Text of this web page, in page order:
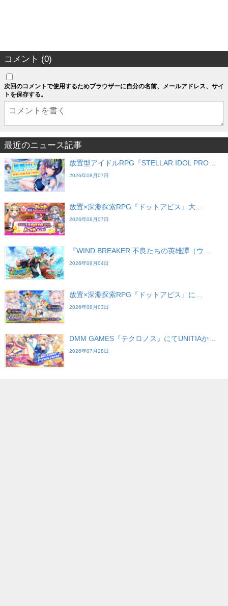
コメント (0)
次回のコメントで使用するためブラウザーに自分の名前、メールアドレス、サイ
トを保存する。
最近のニュース記事
放置型アイドルRPG『STELLAR IDOL PRO…
2026年08月07日
放置×深淵探索RPG『ドットアビス』大…
2026年08月07日
『WIND BREAKER 不良たちの英雄譚（ウ…
2026年08月04日
放置×深淵探索RPG『ドットアビス』に…
2026年08月03日
DMM GAMES『テクロノス』にてUNITIAか…
2026年07月28日